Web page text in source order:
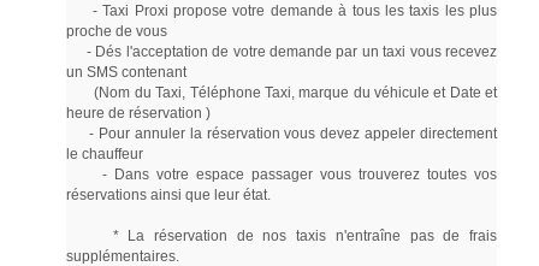
- Taxi Proxi propose votre demande à tous les taxis les plus
proche de vous
- Dés l'acceptation de votre demande par un taxi vous recevez
un SMS contenant
(Nom du Taxi, Téléphone Taxi, marque du véhicule et Date et
heure de réservation )
- Pour annuler la réservation vous devez appeler directement
le chauffeur
- Dans votre espace passager vous trouverez toutes vos
réservations ainsi que leur état.
* La réservation de nos taxis n'entraîne pas de frais
supplémentaires.